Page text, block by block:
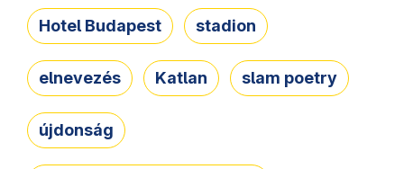
Hotel Budapest stadion
elnevezés Katlan slam poetry
újdonság